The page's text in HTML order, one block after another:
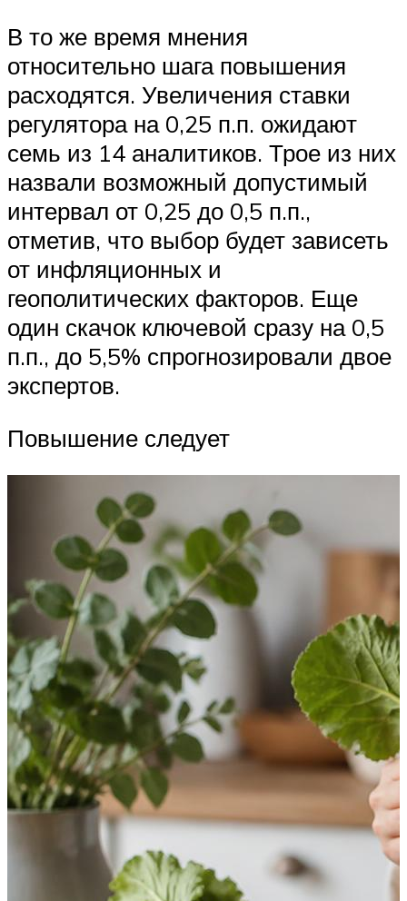
В то же время мнения
относительно шага повышения
расходятся. Увеличения ставки
регулятора на 0,25 п.п. ожидают
семь из 14 аналитиков. Трое из них
назвали возможный допустимый
интервал от 0,25 до 0,5 п.п.,
отметив, что выбор будет зависеть
от инфляционных и
геополитических факторов. Еще
один скачок ключевой сразу на 0,5
п.п., до 5,5% спрогнозировали двое
экспертов.
Повышение следует